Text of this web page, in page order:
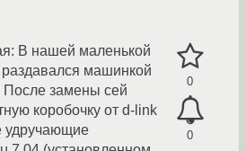
0
0
В нашей маленькой
машинкой
После замены сей
коробочку от d-link
удручающие